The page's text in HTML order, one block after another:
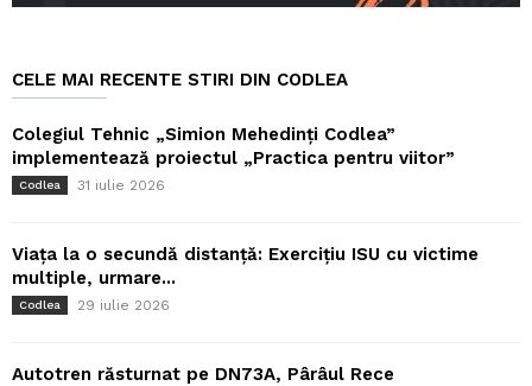
CELE MAI RECENTE STIRI DIN CODLEA
Colegiul Tehnic „Simion Mehedinți Codlea”
implementează proiectul „Practica pentru viitor”
Codlea 31 iulie 2026
Viața la o secundă distanță: Exercițiu ISU cu victime
multiple, urmare...
Codlea 29 iulie 2026
Autotren răsturnat pe DN73A, Pârâul Rece